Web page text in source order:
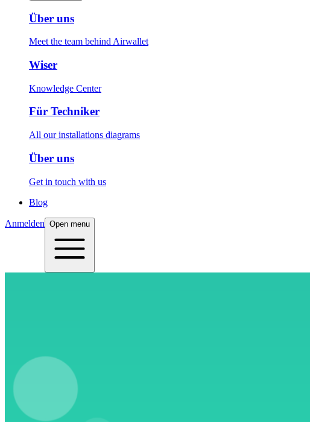
Über uns
Meet the team behind Airwallet
Wiser
Knowledge Center
Für Techniker
All our installations diagrams
Über uns
Get in touch with us
Blog
Anmelden Open menu